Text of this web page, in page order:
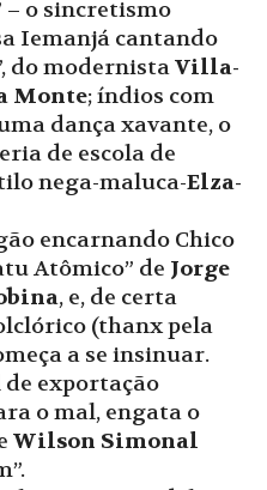
– o sincretismo
Iemanjá cantando
do modernistaVilla-
Monte; índios com
dança xavante, o
de escola de
nega-maluca-Elza-
encarnando Chico
Atômico” de Jorge
, e, de certa
(thanx pela
a se insinuar.
de exportação
o mal, engata o
Wilson Simonal